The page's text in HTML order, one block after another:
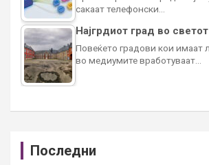
сакаат телефонски…
Најгрдиот град во светот
Повеќето градови кои имаат
во медиумите вработуваат…
Последни